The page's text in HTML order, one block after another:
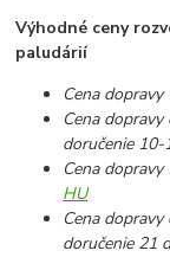
Výhodné ceny
paludárií
Cena
Cena
doručenie 10-
Cena
HU
Cena
doručenie 21